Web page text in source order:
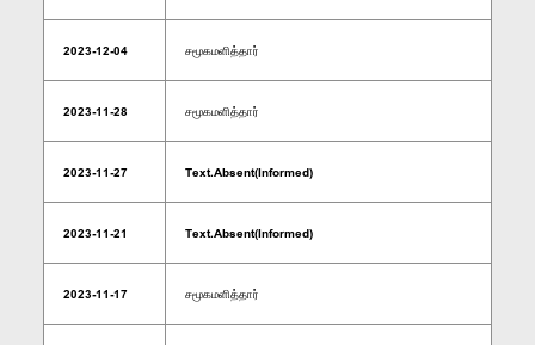
2023-12-04 சமூகமளித்தார்
2023-11-28 சமூகமளித்தார்
2023-11-27 Text.Absent(Informed)
2023-11-21 Text.Absent(Informed)
2023-11-17 சமூகமளித்தார்